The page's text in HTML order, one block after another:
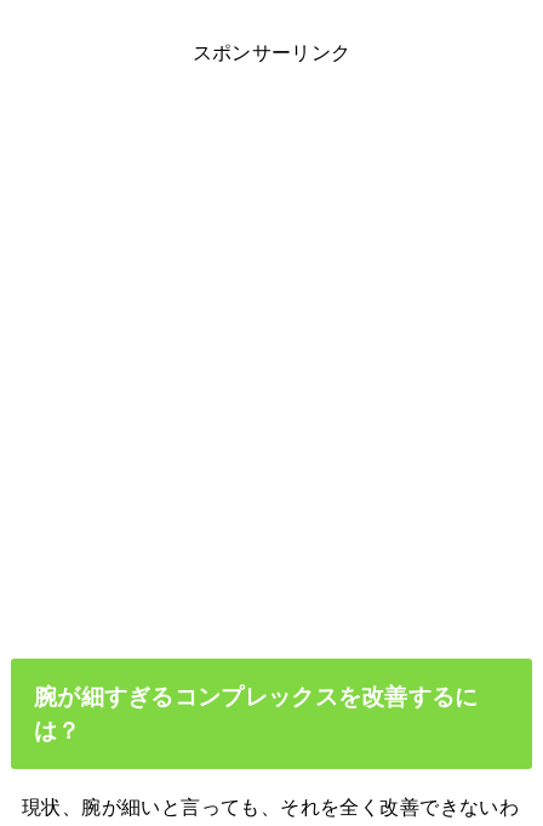
スポンサーリンク
腕が細すぎるコンプレックスを改善するに
は？
現状、腕が細いと言っても、それを全く改善できないわ